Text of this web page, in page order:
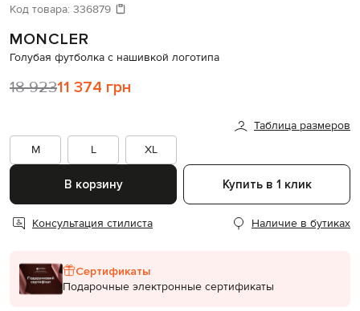
Давайте подберем что-то еще
Похожие товары
Код товара: 336879
MONCLER
Голубая футболка с нашивкой логотипа
18 92311 374 грн
Таблица размеров
M
L XL
В корзину Купить в 1 клик
Консультация стилиста Наличие в бутиках
Сертификаты
Подарочные электронные сертификаты